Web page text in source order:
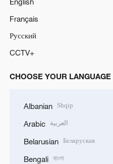
Français
Русский
CCTV+
CHOOSE YOUR LANGUAGE
Albanian Shqip
Arabic العربية
Belarusian Беларуская
Bengali বাংলা